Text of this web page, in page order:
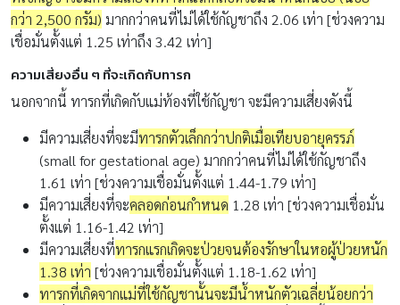
กว่า 2,500 กรัม) มากกว่าคนที่ไม่ได้ใช้กัญชาถึง 2.06 เท่า [ช่วงความ
เชื่อมั่นตั้งแต่ 1.25 เท่าถึง 3.42 เท่า]
ความเสี่ยงอื่น ๆ ที่จะเกิดกับทารก
นอกจากนี้ ทารกที่เกิดกับแม่ท้องที่ใช้กัญชา จะมีความเสี่ยงดังนี้
มีความเสี่ยงที่จะมีทารกตัวเล็กกว่าปกติเมื่อเทียบอายุครรภ์
(small for gestational age) มากกว่าคนที่ไม่ได้ใช้กัญชาถึง
1.61 เท่า [ช่วงความเชื่อมั่นตั้งแต่ 1.44-1.79 เท่า]
มีความเสี่ยงที่จะคลอดก่อนกำหนด 1.28 เท่า [ช่วงความเชื่อมั่น
ตั้งแต่ 1.16-1.42 เท่า]
มีความเสี่ยงที่ทารกแรกเกิดจะป่วยจนต้องรักษาในหอผู้ป่วยหนัก
1.38 เท่า [ช่วงความเชื่อมั่นตั้งแต่ 1.18-1.62 เท่า]
ทารกที่เกิดจากแม่ที่ใช้กัญชานั้นจะมีน้ำหนักตัวเฉลี่ยน้อยกว่า